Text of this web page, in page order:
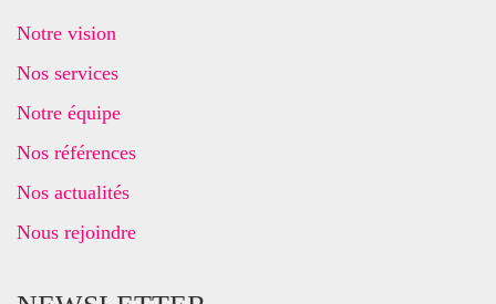
Notre vision
Nos services
Notre équipe
Nos références
Nos actualités
Nous rejoindre